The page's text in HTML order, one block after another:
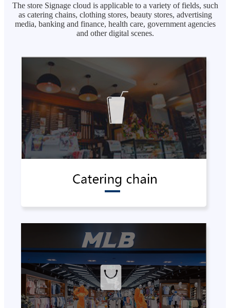
The store Signage cloud is applicable to a variety of fields, such
as catering chains, clothing stores, beauty stores, advertising
media, banking and finance, health care, government agencies
and other digital scenes.